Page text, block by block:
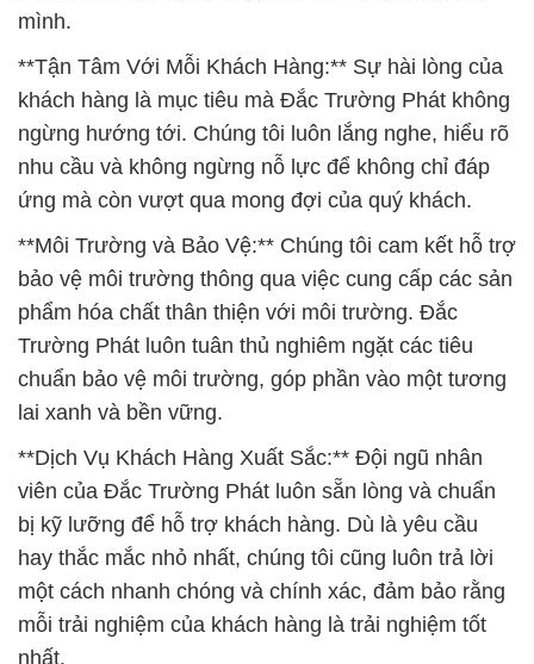
nhu cầu và không ngừng nỗ lực để không chỉ đáp
ứng mà còn vượt qua mong đợi của quý khách.
**Môi Trường và Bảo Vệ:** Chúng tôi cam kết hỗ trợ
bảo vệ môi trường thông qua việc cung cấp các sản
phẩm hóa chất thân thiện với môi trường. Đắc
Trường Phát luôn tuân thủ nghiêm ngặt các tiêu
chuẩn bảo vệ môi trường, góp phần vào một tương
lai xanh và bền vững.
**Dịch Vụ Khách Hàng Xuất Sắc:** Đội ngũ nhân
viên của Đắc Trường Phát luôn sẵn lòng và chuẩn
bị kỹ lưỡng để hỗ trợ khách hàng. Dù là yêu cầu
hay thắc mắc nhỏ nhất, chúng tôi cũng luôn trả lời
một cách nhanh chóng và chính xác, đảm bảo rằng
mỗi trải nghiệm của khách hàng là trải nghiệm tốt
nhất.
Công ty Hóa chất Đắc Trường Phát không chỉ là
nhà cung cấp hóa chất, chúng tôi là đối tác đáng tin
cậy, sẵn sàng đồng hành cùng doanh nghiệp của
bạn trên con đường phát triển và thành công. Hãy